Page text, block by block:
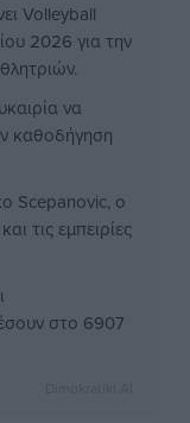
Volleyball
2026 για την
να
καθοδήγηση
Scepanovic, ο
τις εμπειρίες
στο 6907